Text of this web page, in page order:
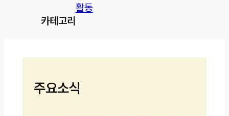
카테고리
활동
주요소식